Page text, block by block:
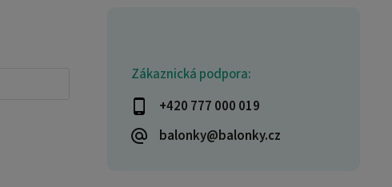
Zákaznická podpora:
+420 777 000 019
balonky@balonky.cz